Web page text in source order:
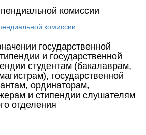
комиссии
комиссии
государственной
и государственной
студентам (бакалаврам,
государственной
ординаторам,
и стипендии слушателям
отделения